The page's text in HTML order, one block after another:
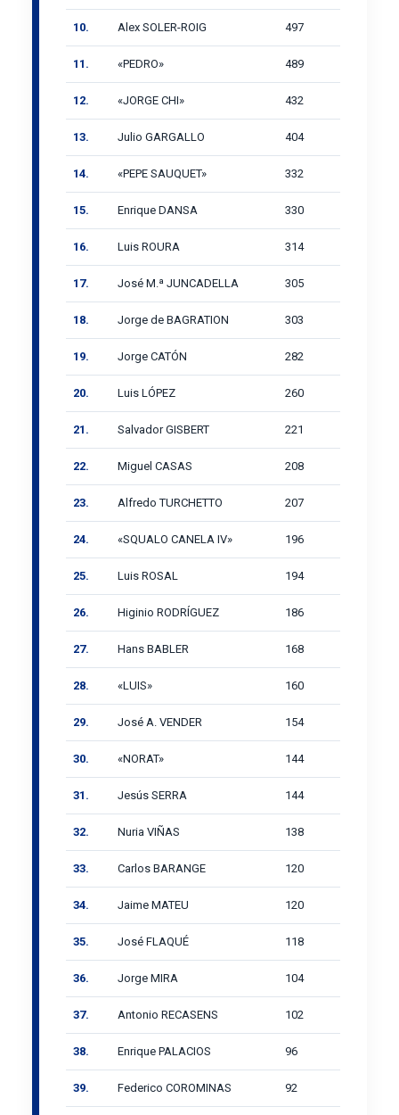
10. Alex SOLER-ROIG 497
11. «PEDRO» 489
12. «JORGE CHI» 432
13. Julio GARGALLO 404
14. «PEPE SAUQUET» 332
15. Enrique DANSA 330
16. Luis ROURA 314
17. José M.ª JUNCADELLA 305
18. Jorge de BAGRATION 303
19. Jorge CATÓN 282
20. Luis LÓPEZ 260
21. Salvador GISBERT 221
22. Miguel CASAS 208
23. Alfredo TURCHETTO 207
24. «SQUALO CANELA IV» 196
25. Luis ROSAL 194
26. Higinio RODRÍGUEZ 186
27. Hans BABLER 168
28. «LUIS» 160
29. José A. VENDER 154
30. «NORAT» 144
31. Jesús SERRA 144
32. Nuria VIÑAS 138
33. Carlos BARANGE 120
34. Jaime MATEU 120
35. José FLAQUÉ 118
36. Jorge MIRA 104
37. Antonio RECASENS 102
38. Enrique PALACIOS 96
39. Federico COROMINAS 92